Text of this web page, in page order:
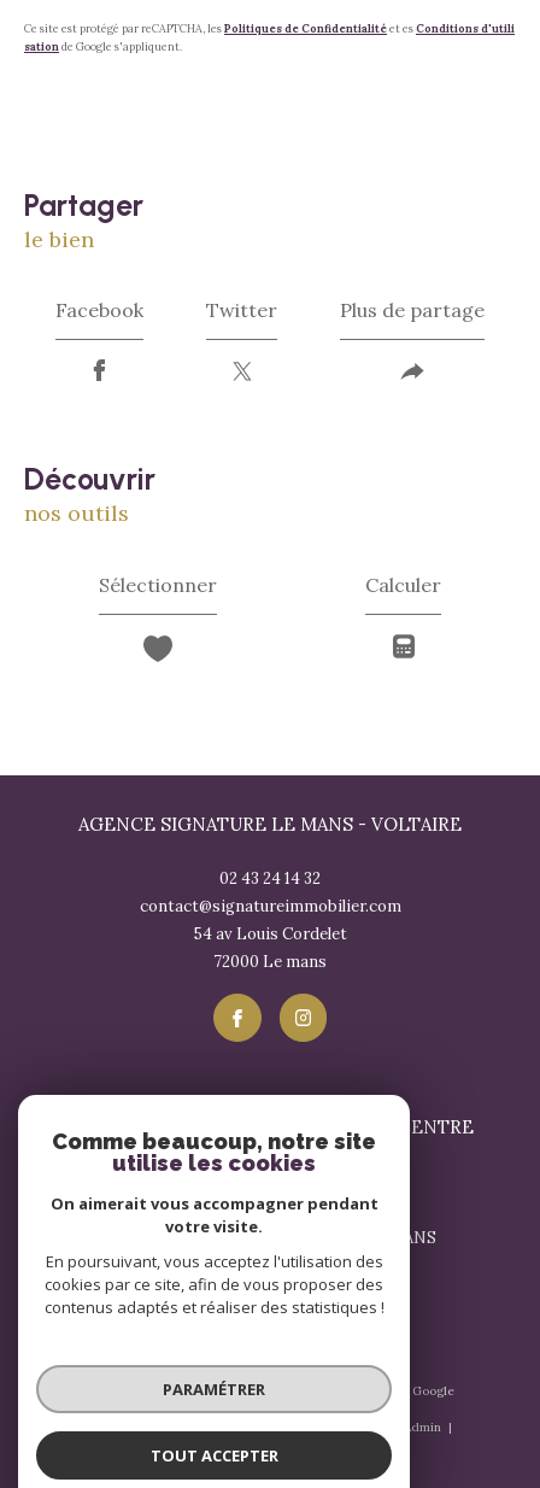
Ce site est protégé par reCAPTCHA, lesPolitiques de Confidentialitéet esConditions d'utili
sation de Google s'appliquent.
partager
le bien
Facebook Twitter Plus de partage
découvrir
nos outils
Sélectionner Calculer
AGENCE SIGNATURE LE MANS - VOLTAIRE
02 43 24 14 32
contact@signatureimmobilier.com
54 av Louis Cordelet
72000
le mans
SIGNATURE IMMOBILIER LE MANS - CENTRE
contact@signatureimmobilier.com
1 Avenue du Général Leclerc 72000 LE MANS
72000
le mans
© 2026 | Tous droits réservés | Traduction powered by Google
|
Admin
Cookies
Comme beaucoup, notre site
utilise les cookies
On aimerait vous accompagner pendant
votre visite.
En poursuivant, vous acceptez l'utilisation des
cookies par ce site, afin de vous proposer des
contenus adaptés et réaliser des statistiques !
PARAMÉTRER
TOUT ACCEPTER